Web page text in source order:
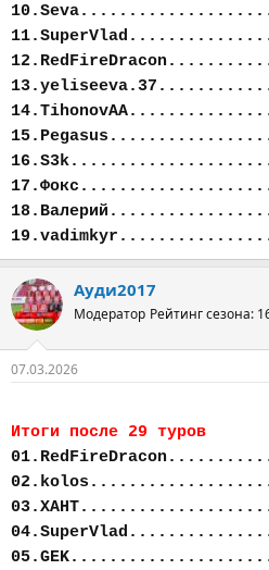
Ауди2017
Модератор Рейтинг сезона:
07.03.2026
Итоги после 29 туров